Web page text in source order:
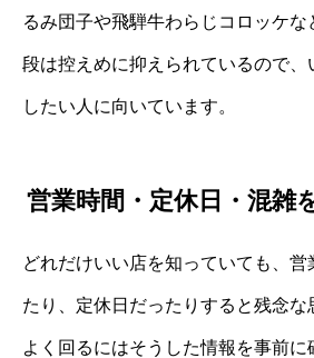
るみ団子や飛騨牛わらじコロッケ
段は控えめに抑えられているので、
したい人に向いています。
営業時間・定休日・混雑
どれだけいい店を知っていても、営
たり、定休日だったりすると残念
よく回るにはそうした情報を事前